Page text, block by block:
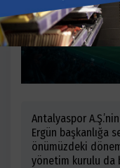
Antalyaspor
Ergün başkanlığa
önümüzdeki
yönetim kurulu da